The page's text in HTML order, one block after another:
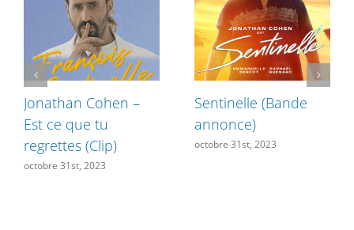
Jonathan Cohen –
Est ce que tu
regrettes (Clip)
octobre 31st, 2023
Sentinelle (Bande
annonce)
octobre 31st, 2023